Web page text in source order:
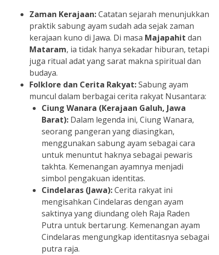
Zaman Kerajaan:Catatan sejarah menunjukkan
praktik sabung ayam sudah ada sejak zaman
kerajaan kuno di Jawa. Di masa Majapahit dan
Mataram, ia tidak hanya sekadar hiburan, tetapi
juga ritual adat yang sarat makna spiritual dan
budaya.
Folklore dan Cerita Rakyat:Sabung ayam
muncul dalam berbagai cerita rakyat Nusantara:
Ciung Wanara (Kerajaan Galuh, Jawa
Barat): Dalam legenda ini, Ciung Wanara,
seorang pangeran yang diasingkan,
menggunakan sabung ayam sebagai cara
untuk menuntut haknya sebagai pewaris
takhta. Kemenangan ayamnya menjadi
simbol pengakuan identitas.
Cindelaras (Jawa):Cerita rakyat ini
mengisahkan Cindelaras dengan ayam
saktinya yang diundang oleh Raja Raden
Putra untuk bertarung. Kemenangan ayam
Cindelaras mengungkap identitasnya sebagai
putra raja.